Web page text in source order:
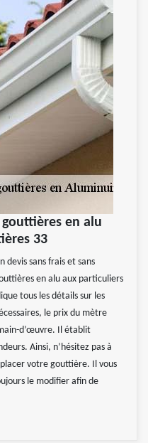
en alu
33
devis sans frais et sans
en alu aux particuliers
tous les détails sur les
le prix du mètre
d’œuvre. Il établit
Ainsi, n’hésitez pas à
votre gouttière. Il vous
le modifier afin de